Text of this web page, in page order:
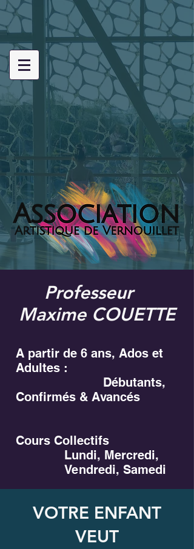
Professeur
Maxime COUETTE
A partir de 6 ans, Ados et
Adultes :
Débutants,
Confirmés & Avancés
Cours Collectifs
Lundi, Mercredi,
Vendredi, Samedi
VOTRE ENFANT
VEUT